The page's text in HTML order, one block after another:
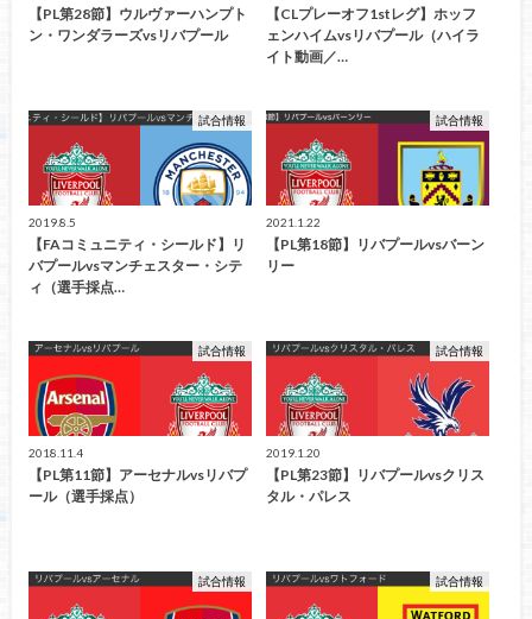
【PL第28節】ウルヴァーハンプト
ン・ワンダラーズvsリバプール
【CLプレーオフ1stレグ】ホッフ
ェンハイムvsリバプール（ハイラ
イト動画／…
試合情報
2019.8.5
【FAコミュニティ・シールド】リ
バプールvsマンチェスター・シテ
ィ（選手採点…
試合情報
2021.1.22
【PL第18節】リバプールvsバーン
リー
試合情報
2018.11.4
【PL第11節】アーセナルvsリバプ
ール（選手採点）
試合情報
2019.1.20
【PL第23節】リバプールvsクリス
タル・パレス
試合情報 試合情報